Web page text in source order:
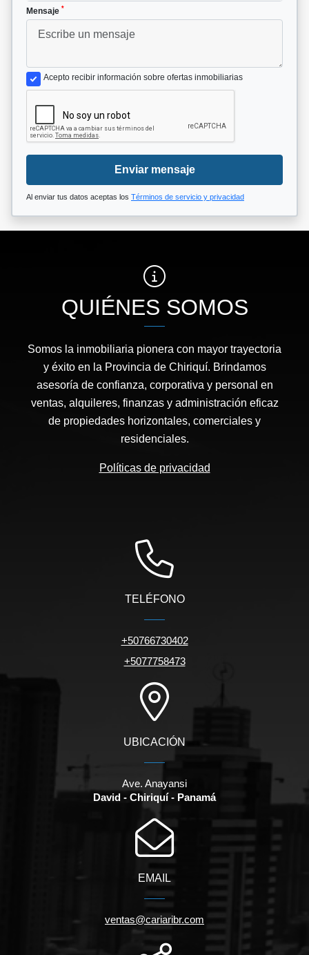
Mensaje *
Acepto recibir información sobre ofertas inmobiliarias
Enviar mensaje
Al enviar tus datos aceptas los Términos de servicio y privacidad
QUIÉNES SOMOS
Somos la inmobiliaria pionera con mayor trayectoria
y éxito en la Provincia de Chiriquí. Brindamos
asesoría de confianza, corporativa y personal en
ventas, alquileres, finanzas y administración eficaz
de propiedades horizontales, comerciales y
residenciales.
Políticas de privacidad
TELÉFONO
+50766730402
+5077758473
UBICACIÓN
Ave. Anayansi
David - Chiriquí - Panamá
EMAIL
ventas@cariaribr.com